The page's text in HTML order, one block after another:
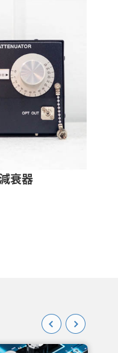
50％）
52％）
衰器